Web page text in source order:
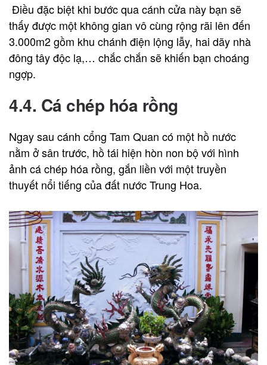
Điều đặc biệt khi bước qua cánh cửa này bạn sẽ
thấy được một không gian vô cùng rộng rãi lên đến
3.000m2 gồm khu chánh điện lộng lẫy, hai dãy nhà
đông tây độc lạ,… chắc chắn sẽ khiến bạn choáng
ngợp.
4.4. Cá chép hóa rồng
Ngay sau cánh cổng Tam Quan có một hồ nước
nằm ở sân trước, hồ tái hiện hòn non bộ với hình
ảnh cá chép hóa rồng, gắn liền với một truyền
thuyết nổi tiếng của đất nước Trung Hoa.